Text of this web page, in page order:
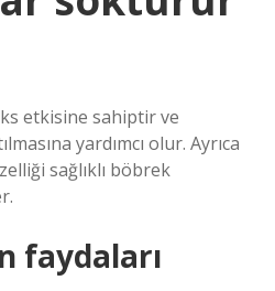
etkisine sahiptir ve
yardımcı olur. Ayrıca
sağlıklı böbrek
faydaları